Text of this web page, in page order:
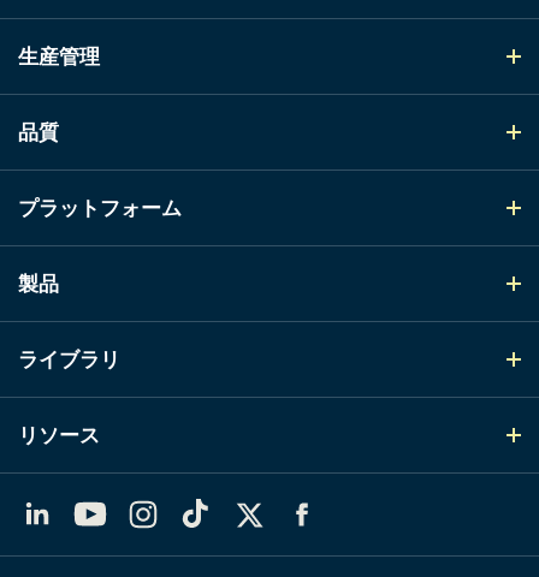
生産管理
品質
プラットフォーム
製品
ライブラリ
リソース
LinkedInYouTubeInstagram
TikTok